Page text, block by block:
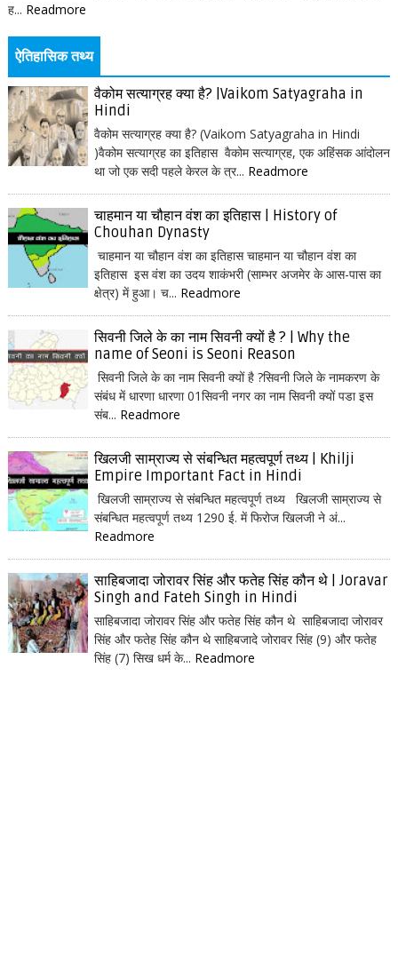
ह... Readmore
ऐतिहासिक तथ्य
वैकोम सत्याग्रह क्या है? |Vaikom Satyagraha in
Hindi
वैकोम सत्याग्रह क्या है? (Vaikom Satyagraha in Hindi
)वैकोम सत्याग्रह का इतिहास वैकोम सत्याग्रह, एक अहिंसक आंदोलन
था जो एक सदी पहले केरल के त्र... Readmore
चाहमान या चौहान वंश का इतिहास | History of
Chouhan Dynasty
चाहमान या चौहान वंश का इतिहास चाहमान या चौहान वंश का
इतिहास इस वंश का उदय शाकंभरी (साम्भर अजमेर के आस-पास का
क्षेत्र) में हुआ। च... Readmore
सिवनी जिले के का नाम सिवनी क्यों है ? | Why the
name of Seoni is Seoni Reason
सिवनी जिले के का नाम सिवनी क्यों है ?सिवनी जिले के नामकरण के
संबंध में धारणा धारणा 01सिवनी नगर का नाम सिवनी क्यों पडा इस
संब... Readmore
खिलजी साम्राज्य से संबन्धित महत्वपूर्ण तथ्य | Khilji
Empire Important Fact in Hindi
खिलजी साम्राज्य से संबन्धित महत्वपूर्ण तथ्य खिलजी साम्राज्य से
संबन्धित महत्वपूर्ण तथ्य 1290 ई. में फिरोज खिलजी ने अं...
Readmore
साहिबजादा जोरावर सिंह और फतेह सिंह कौन थे | Joravar
Singh and Fateh Singh in Hindi
साहिबजादा जोरावर सिंह और फतेह सिंह कौन थे साहिबजादा जोरावर
सिंह और फतेह सिंह कौन थे साहिबजादे जोरावर सिंह (9) और फतेह
सिंह (7) सिख धर्म के... Readmore